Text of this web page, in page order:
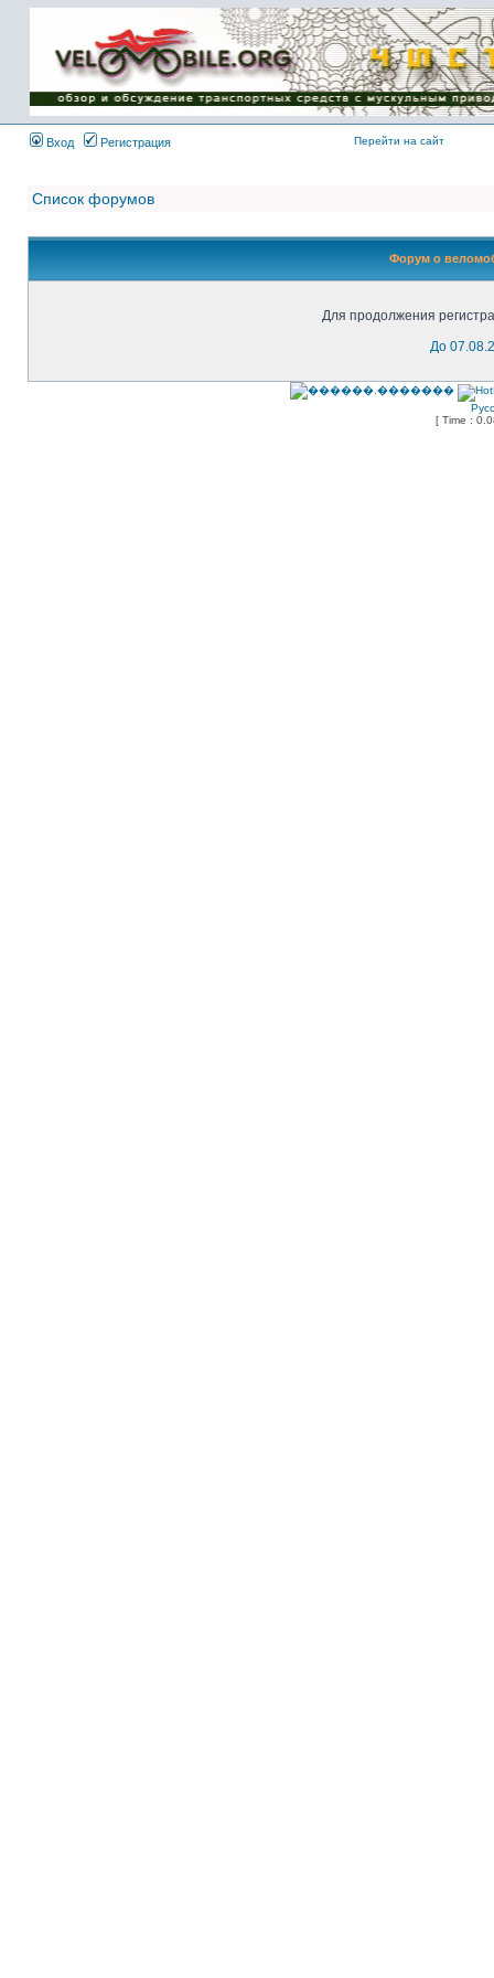
Имя пользователя:
Пароль:
{ LOG_ME_IN_SHORT
}
Вход
Регистрация Перейти на сайт
Список форумов
Форум о
Для продолжения
До
[ Time :